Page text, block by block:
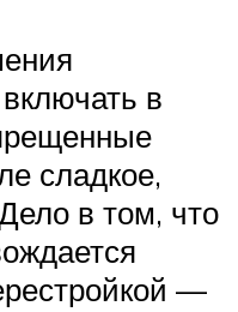
в
сладкое,
в том, что
—